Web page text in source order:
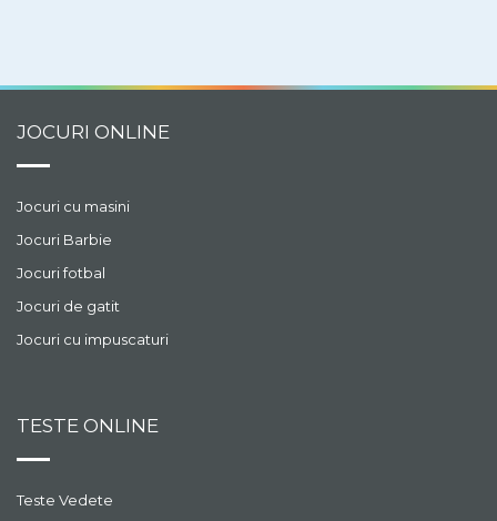
JOCURI ONLINE
Jocuri cu masini
Jocuri Barbie
Jocuri fotbal
Jocuri de gatit
Jocuri cu impuscaturi
TESTE ONLINE
Teste Vedete